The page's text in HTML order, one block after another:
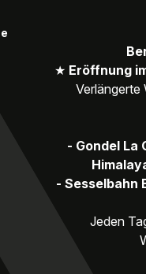
★ Eröffnung
Verlängerte
- Gondel La
- Sesselbahn
Jeden